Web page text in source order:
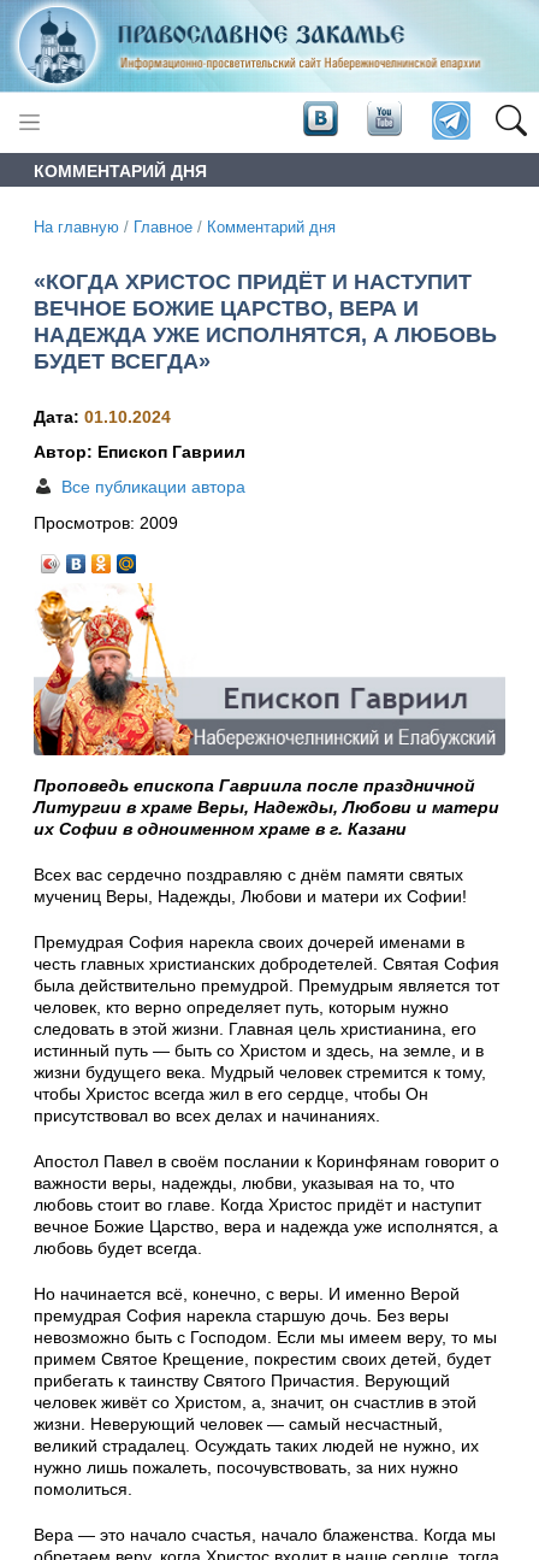
КОММЕНТАРИЙ ДНЯ
На главную / Главное / Комментарий дня
«КОГДА ХРИСТОС ПРИДЁТ И НАСТУПИТ
ВЕЧНОЕ БОЖИЕ ЦАРСТВО, ВЕРА И
НАДЕЖДА УЖЕ ИСПОЛНЯТСЯ, А ЛЮБОВЬ
БУДЕТ ВСЕГДА»
Дата: 01.10.2024
Автор: Епископ Гавриил
Все публикации автора
Просмотров: 2009
Проповедь епископа Гавриила после праздничной
Литургии в храме Веры, Надежды, Любови и матери
их Софии в одноименном храме в г. Казани
Всех вас сердечно поздравляю с днём памяти святых
мучениц Веры, Надежды, Любови и матери их Софии!
Премудрая София нарекла своих дочерей именами в
честь главных христианских добродетелей. Святая София
была действительно премудрой. Премудрым является тот
человек, кто верно определяет путь, которым нужно
следовать в этой жизни. Главная цель христианина, его
истинный путь — быть со Христом и здесь, на земле, и в
жизни будущего века. Мудрый человек стремится к тому,
чтобы Христос всегда жил в его сердце, чтобы Он
присутствовал во всех делах и начинаниях.
Апостол Павел в своём послании к Коринфянам говорит о
важности веры, надежды, любви, указывая на то, что
любовь стоит во главе. Когда Христос придёт и наступит
вечное Божие Царство, вера и надежда уже исполнятся, а
любовь будет всегда.
Но начинается всё, конечно, с веры. И именно Верой
премудрая София нарекла старшую дочь. Без веры
невозможно быть с Господом. Если мы имеем веру, то мы
примем Святое Крещение, покрестим своих детей, будет
прибегать к таинству Святого Причастия. Верующий
человек живёт со Христом, а, значит, он счастлив в этой
жизни. Неверующий человек — самый несчастный,
великий страдалец. Осуждать таких людей не нужно, их
нужно лишь пожалеть, посочувствовать, за них нужно
помолиться.
Вера — это начало счастья, начало блаженства. Когда мы